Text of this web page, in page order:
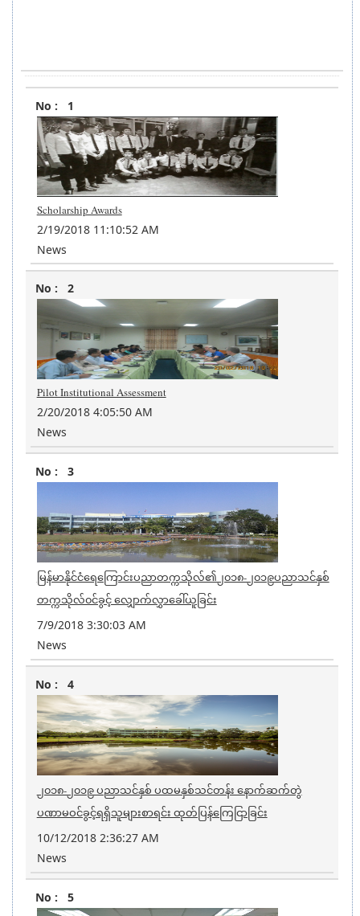
Posted
Date
1
Scholarship Awards
2/19/2018 11:10:52 AM
News
2
Pilot Institutional Assessment
2/20/2018 4:05:50 AM
News
3
မြန်မာနိုင်ငံရေကြောင်းပညာတက္ကသိုလ်၏၂၀၁၈-၂၀၁၉ပညာသင်နှစ်
တက္ကသိုလ်၀င်ခွင့် လျှောက်လွှာခေါ်ယူခြင်း
7/9/2018 3:30:03 AM
News
4
၂၀၁၈-၂၀၁၉ ပညာသင်နှစ် ပထမနှစ်သင်တန်း နောက်ဆက်တွဲ
ပဏာမဝင်ခွင့်ရရှိသူများစာရင်း ထုတ်ပြန်ကြေငြာခြင်း
10/12/2018 2:36:27 AM
News
5